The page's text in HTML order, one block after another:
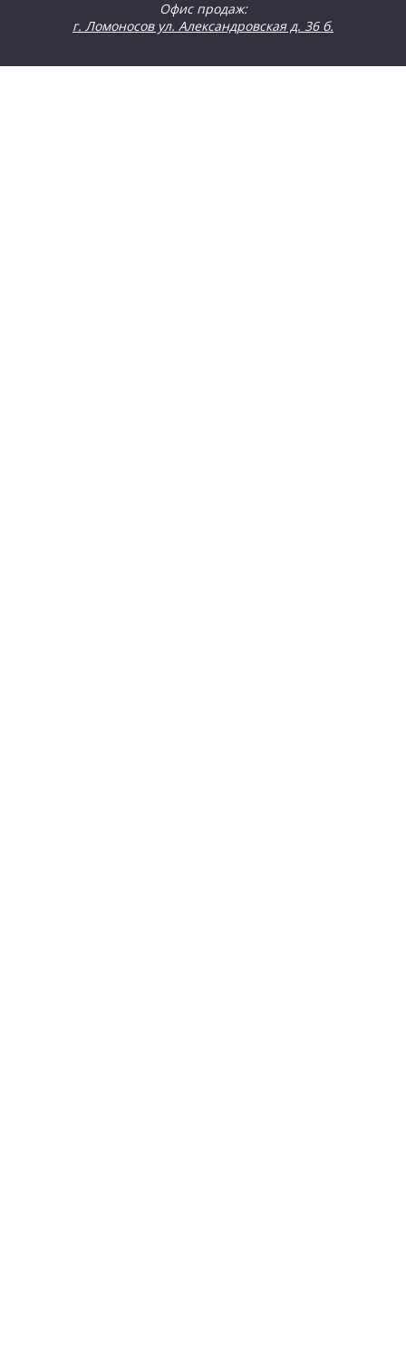
Офис продаж:
г. Ломоносов ул. Александровская д. 36 б.